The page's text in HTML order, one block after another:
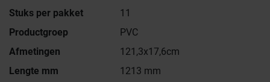
Stuks per pakket
11
Productgroep
PVC
Afmetingen
121,3x17,6cm
Lengte mm
1213 mm